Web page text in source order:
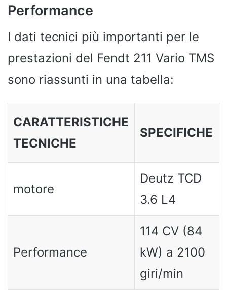
Performance
I dati tecnici più importanti per le
prestazioni del Fendt 211 Vario TMS
sono riassunti in una tabella:
CARATTERISTICHE
TECNICHE
SPECIFICHE
motore
Deutz TCD
3.6 L4
Performance
114 CV (84
kW) a 2100
giri/min